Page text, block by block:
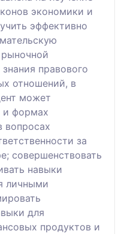
экономики и
эффективно
рыночной
правового
отношений, в
может
и формах
вопросах
за
совершенствовать
навыки
личными
для
продуктов и